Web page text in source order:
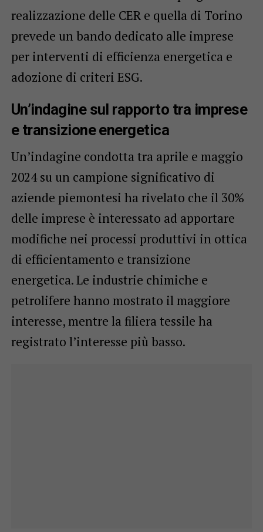
realizzazione delle CER e quella di Torino
prevede un bando dedicato alle imprese
per interventi di efficienza energetica e
adozione di criteri ESG.
Un’indagine sul rapporto tra imprese
e transizione energetica
Un’indagine condotta tra aprile e maggio
2024 su un campione significativo di
aziende piemontesi ha rivelato che il 30%
delle imprese è interessato ad apportare
modifiche nei processi produttivi in ottica
di efficientamento e transizione
energetica. Le industrie chimiche e
petrolifere hanno mostrato il maggiore
interesse, mentre la filiera tessile ha
registrato l’interesse più basso.